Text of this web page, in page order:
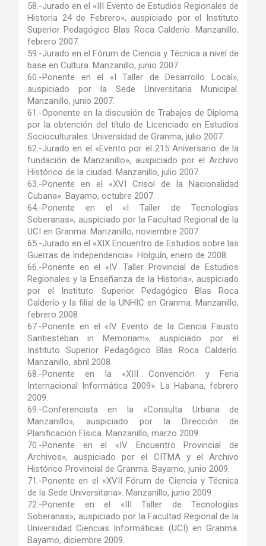
58.-Jurado en el «III Evento de Estudios Regionales de
Historia 24 de Febrero», auspiciado por el Instituto
Superior Pedagógico Blas Roca Calderío. Manzanillo,
febrero 2007.
59.-Jurado en el Fórum de Ciencia y Técnica a nivel de
base en Cultura. Manzanillo, junio 2007.
60.-Ponente en el «I Taller de Desarrollo Local»,
auspiciado por la Sede Universitaria Municipal.
Manzanillo, junio 2007.
61.-Oponente en la discusión de Trabajos de Diploma
por la obtención del título de Licenciado en Estudios
Socioculturales. Universidad de Granma, julio 2007.
62.-Jurado en el «Evento por el 215 Aniversario de la
fundación de Manzanillo», auspiciado por el Archivo
Histórico de la ciudad. Manzanillo, julio 2007.
63.-Ponente en el «XVI Crisol de la Nacionalidad
Cubana». Bayamo, octubre 2007.
64.-Ponente en el «I Taller de Tecnologías
Soberanas», auspiciado por la Facultad Regional de la
UCI en Granma. Manzanillo, noviembre 2007.
65.-Jurado en el «XIX Encuentro de Estudios sobre las
Guerras de Independencia». Holguín, enero de 2008.
66.-Ponente en el «IV Taller Provincial de Estudios
Regionales y la Enseñanza de la Historia», auspiciado
por el Instituto Superior Pedagógico Blas Roca
Calderío y la filial de la UNHIC en Granma. Manzanillo,
febrero 2008.
67.-Ponente en el «IV Evento de la Ciencia Fausto
Santiesteban in Memoriam», auspiciado por el
Instituto Superior Pedagógico Blas Roca Calderío.
Manzanillo, abril 2008.
68.-Ponente en la «XIII Convención y Feria
Internacional Informática 2009». La Habana, febrero
2009.
69.-Conferencista en la «Consulta Urbana de
Manzanillo», auspiciado por la Dirección de
Planificación Física. Manzanillo, marzo 2009.
70.-Ponente en el «IV Encuentro Provincial de
Archivos», auspiciado por el CITMA y el Archivo
Histórico Provincial de Granma. Bayamo, junio 2009.
71.-Ponente en el «XVII Fórum de Ciencia y Técnica
de la Sede Universitaria». Manzanillo, junio 2009.
72.-Ponente en el «III Taller de Tecnologías
Soberanas», auspiciado por la Facultad Regional de la
Universidad Ciencias Informáticas (UCI) en Granma.
Bayamo, diciembre 2009.